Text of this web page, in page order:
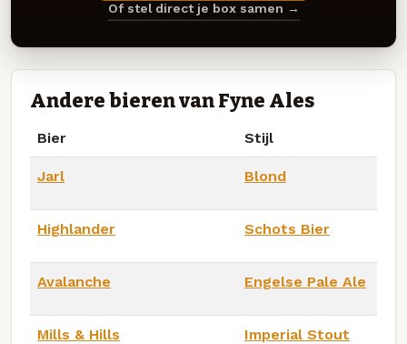
Of stel direct je box samen →
Andere bieren van Fyne Ales
Bier Stijl
Jarl Blond
Highlander Schots Bier
Avalanche Engelse Pale Ale
Mills & Hills Imperial Stout